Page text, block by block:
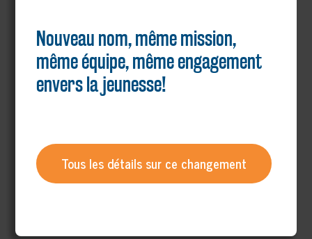
Nouveau nom, même mission,
même équipe, même engagement
envers la jeunesse!
Tous les détails sur ce changement